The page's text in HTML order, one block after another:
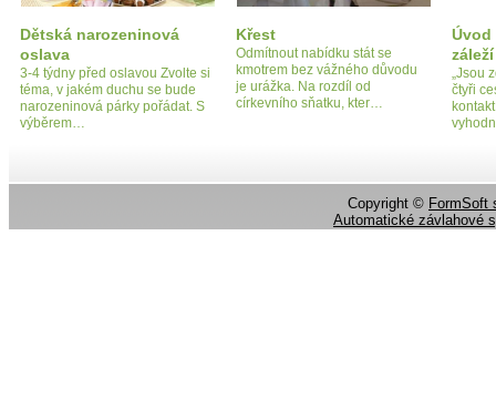
Dětská narozeninová
oslava
3-4 týdny před oslavou Zvolte si
téma, v jakém duchu se bude
narozeninová párky pořádat. S
výběrem…
Křest
Odmítnout nabídku stát se
kmotrem bez vážného důvodu
je urážka. Na rozdíl od
církevního sňatku, kter…
Úvod
záleží
„Jsou
čtyři
Copyright © FormSoft
Automatické závlahové